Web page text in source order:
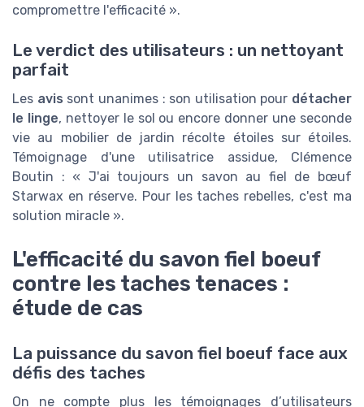
compromettre l'efficacité ».
Le verdict des utilisateurs : un nettoyant
parfait
Les avis sont unanimes : son utilisation pour détacher
le linge, nettoyer le sol ou encore donner une seconde
vie au mobilier de jardin récolte étoiles sur étoiles.
Témoignage d'une utilisatrice assidue, Clémence
Boutin : « J'ai toujours un savon au fiel de bœuf
Starwax en réserve. Pour les taches rebelles, c'est ma
solution miracle ».
L'efficacité du savon fiel boeuf
contre les taches tenaces :
étude de cas
La puissance du savon fiel boeuf face aux
défis des taches
On ne compte plus les témoignages d’utilisateurs